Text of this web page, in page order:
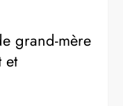
grand-mère
et